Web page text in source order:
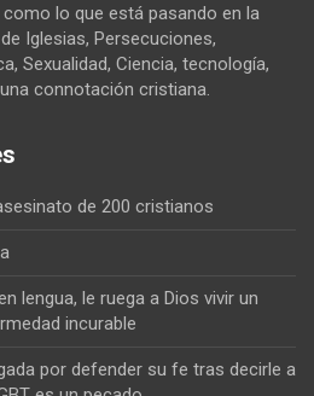
lo que está pasando en la
Iglesias, Persecuciones,
Sexualidad, Ciencia, tecnología,
connotación cristiana.
de 200 cristianos
lengua, le ruega a Dios vivir un
incurable
por defender su fe tras decirle a